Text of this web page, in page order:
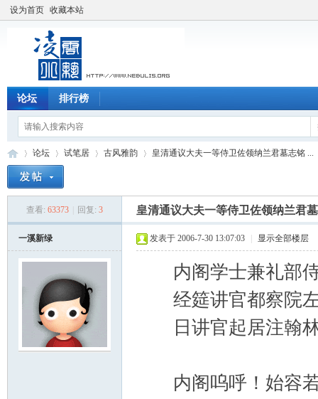
设为首页 收藏本站
论坛 排行榜
论坛
›
试笔居
›
古风雅韵
›
皇清通议大夫一等侍卫佐领纳兰君墓志铭 ...
查看: 63373 回复: 3 皇清通议大夫一等侍卫佐领纳兰君
一溪新绿 发表于 2006-7-30 13:07:03 显示全部楼层
内阁学士兼礼部侍
经筵讲官都察院左
日讲官起居注翰林
内阁呜呼！始容若